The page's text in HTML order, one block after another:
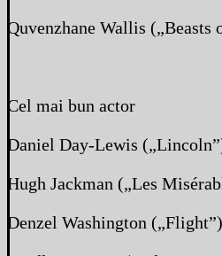
Quvenzhane Wallis
Cel mai bun actor
Daniel Day-Lewis
Hugh Jackman („Les
Denzel Washington („Flight”)